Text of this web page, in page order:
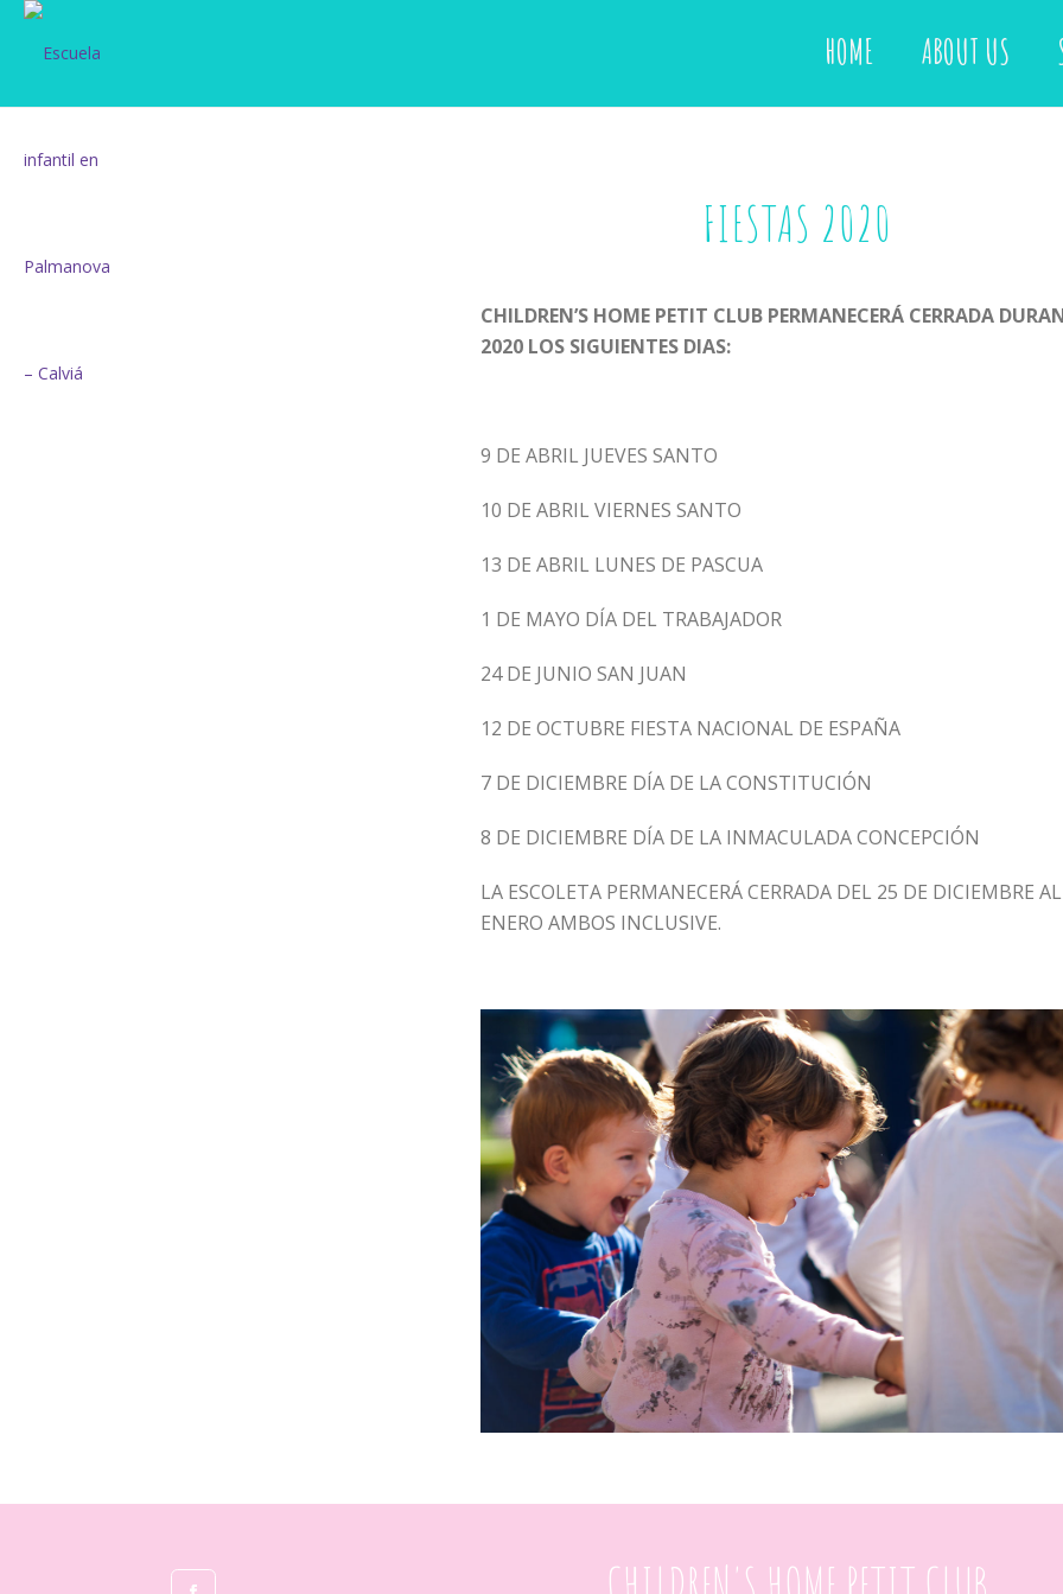
HOME ABOUT US
FIESTAS 2020
CHILDREN’S HOME PETIT CLUB PERMANECERÁ CERRADA
2020 LOS SIGUIENTES DIAS:
9 DE ABRIL JUEVES SANTO
10 DE ABRIL VIERNES SANTO
13 DE ABRIL LUNES DE PASCUA
1 DE MAYO DÍA DEL TRABAJADOR
24 DE JUNIO SAN JUAN
12 DE OCTUBRE FIESTA NACIONAL DE ESPAÑA
7 DE DICIEMBRE DÍA DE LA CONSTITUCIÓN
8 DE DICIEMBRE DÍA DE LA INMACULADA CONCEPCIÓN
LA ESCOLETA PERMANECERÁ CERRADA DEL 25 DE DICIEMBRE
ENERO AMBOS INCLUSIVE.